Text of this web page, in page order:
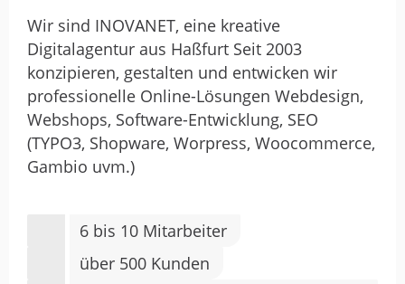
Wir sind INOVANET, eine kreative
Digitalagentur aus Haßfurt Seit 2003
konzipieren, gestalten und entwicken wir
professionelle Online-Lösungen Webdesign,
Webshops, Software-Entwicklung, SEO
(TYPO3, Shopware, Worpress, Woocommerce,
Gambio uvm.)
6 bis 10 Mitarbeiter
über 500 Kunden